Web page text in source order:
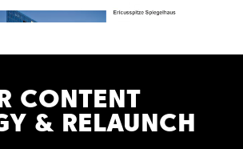
CONTENT
& RELAUNCH